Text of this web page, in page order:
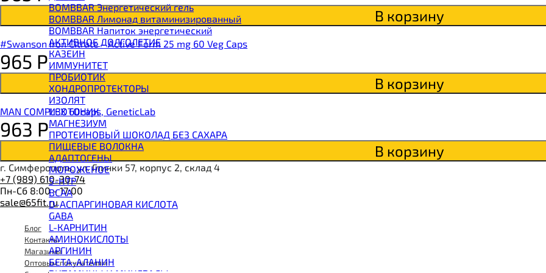
BOMBBAR Энергетический гель
BOMBBAR Лимонад витаминизированный
BOMBBAR Напиток энергетический
АКТИВНОЕ ДОЛГОЛЕТИЕ
КАЗЕИН
ИММУНИТЕТ
ПРОБИОТИК
ХОНДРОПРОТЕКТОРЫ
ИЗОЛЯТ
ИЗОТОНИК
МАГНЕЗИУМ
ПРОТЕИНОВЫЙ ШОКОЛАД БЕЗ САХАРА
ПИЩЕВЫЕ ВОЛОКНА
АДАПТОГЕНЫ
МОРОЖЕНОЕ
5-HTP
BCAA
D-АСПАРГИНОВАЯ КИСЛОТА
GABA
L-КАРНИТИН
АМИНОКИСЛОТЫ
АРГИНИН
БЕТА-АЛАНИН
В корзину
#Swanson Iron Citrate - Active Form 25 mg 60 Veg Caps
965 Р
В корзину
MAN COMPLEX 60caps, GeneticLab
963 Р
В корзину
г. Симферополь, ул. Глинки 57, корпус 2, склад 4
+7 (989) 610-30-74
Пн-Сб 8:00 - 17:00
sale@65fit.ru
Блог
Контакты
Магазины
Оптовым покупателям